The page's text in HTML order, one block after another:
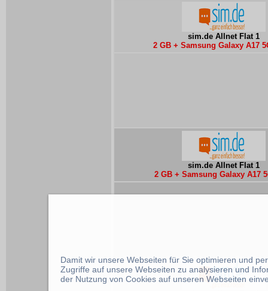
sim.de Allnet Flat 1
2 GB + Samsung Galaxy A17
sim.de Allnet Flat 1
2 GB + Samsung Galaxy A17
Damit wir unsere Webseiten für Sie optimieren und
Zugriffe auf unsere Webseiten zu analysieren und
der Nutzung von Cookies auf unseren Webseiten